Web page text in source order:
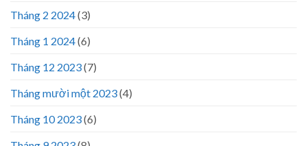
Tháng 2 2024(3)
Tháng 1 2024(6)
Tháng 12 2023(7)
Tháng mười một 2023(4)
Tháng 10 2023(6)